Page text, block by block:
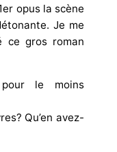
opus la scène
Je me
ce gros roman
le moins
Qu’en avez-